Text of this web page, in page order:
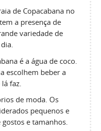
de Copacabana no
a presença de
variedade de
é a água de coco.
escolhem beber a
faz.
de moda. Os
pequenos e
e tamanhos.